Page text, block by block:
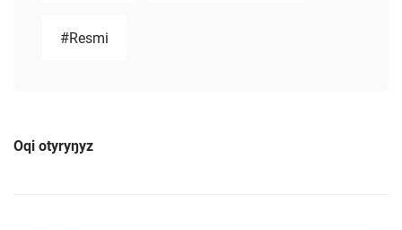
#Resmi
Oqi otyryŋyz